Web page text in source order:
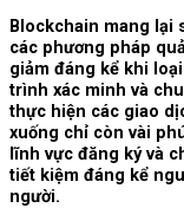
Blockchain mang lại
các phương pháp
giảm đáng kể khi
trình xác minh và
thực hiện các giao
xuống chỉ còn vài
lĩnh vực đăng ký và
tiết kiệm đáng kể
người.